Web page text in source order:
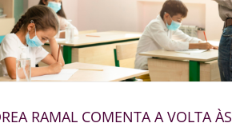
RAMAL COMENTA A VOLTA ÀS